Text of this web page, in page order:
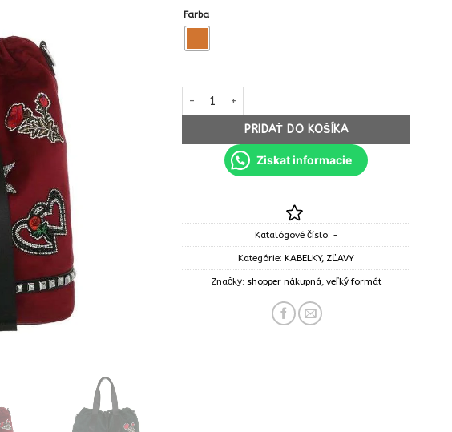
Farba
PRIDAŤ DO KOŠÍKA
Ziskat informacie
Katalógové číslo: -
Kategórie:KABELKY, ZĽAVY
Značky:shopper nákupná,veľký formát